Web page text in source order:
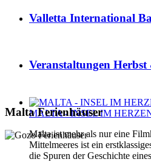
MALTA - INSEL IM
Malta ist mehr als nur eine
Mittelmeeres ist ein
die Spuren der Geschichte
Valletta International
Veranstaltungen
Malta Ferienhäuser